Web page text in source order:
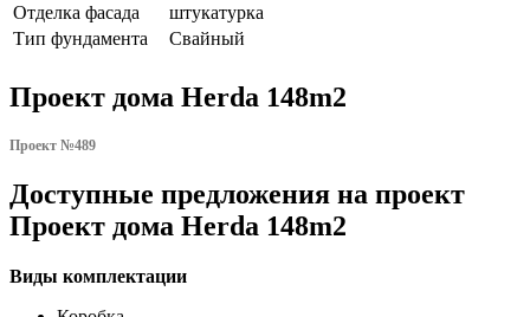
Отделка фасада
штукатурка
Тип фундамента
Свайный
Проект дома Herda 148m2
Проект №489
Доступные предложения на проект
Проект дома Herda 148m2
Виды комплектации